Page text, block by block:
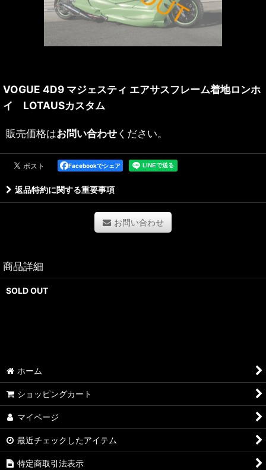
VOGUE 4D9 マジェスティ エアサスフレーム着地ロンホ
イ LOTAUSカスタム
販売価格はお問い合わせください。
Facebookでシェア
返品特約に関する重要事項
お問い合わせ
商品詳細
SOLD OUT
ホーム
ショッピングカート
マイページ
最近チェックしたアイテム
特定商取引法表示